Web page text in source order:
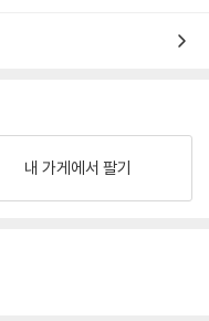
내 가게에서 팔기